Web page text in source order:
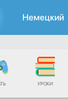
Немецкий
УРОКИ